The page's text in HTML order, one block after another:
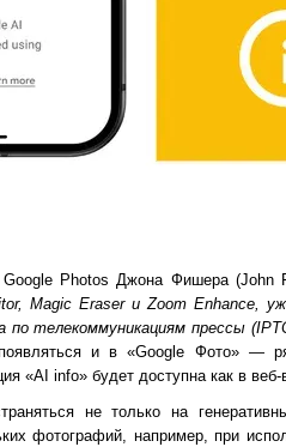
Google Photos Джона Фишера (John
Magic Eraser и Zoom Enhance,
телекоммуникациям прессы
и в «Google Фото» —
«AI info» будет доступна как в
не только на
фотографий, например, при